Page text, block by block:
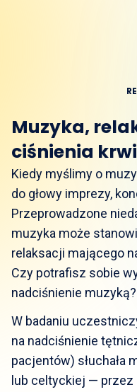
Muzyka,
ciśnienia krwi
Kiedy myślimy o
do głowy imprezy,
Przeprowadzone
muzyka może
relaksacji mającego
Czy potrafisz sobie
nadciśnienie muzyką?
W badaniu
na nadciśnienie
pacjentów) słuchała
lub celtyckiej —